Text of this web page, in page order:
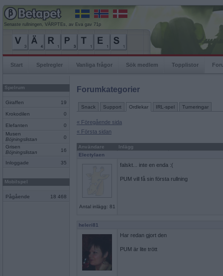
Senaste rullningen, VÄRPTEs, av Eva gav 71p
Start Spelregler Vanliga frågor Sök medlem Topplistor
Spelrum
Giraffen 19
Krokodilen 0
Elefanten
0
Musen
Böjningslistan
0
Grisen
Böjningslistan
16
Inloggade 35
Mobilspel
Pågående 18 468
Forumkategorier
Snack Support Ordlekar IRL-spel Turneringar
« Föregående sida
« Första sidan
Användare
Inlägg
Electylaen
Antal inlägg: 81
falskt... inte en enda :(
PUM vill få sin första rullning
heleri81
Har redan gjort den
PUM är lite trött